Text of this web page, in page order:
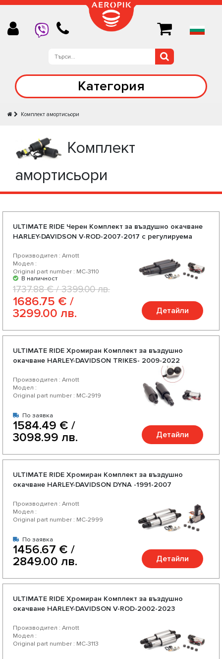
Категория
Комплект амортисьори
Комплект
амортисьори
ULTIMATE RIDE Черен Комплект за въздушно окачване
HARLEY-DAVIDSON V-ROD-2007-2017 с регулируема
Производител : Arnott
Модел :
Original part number : MC-3110
В наличност
1737.88 € / 3399.00 лв.
1686.75 € /
3299.00 лв.
Детайли
ULTIMATE RIDE Хромиран Комплект за въздушно
окачване HARLEY-DAVIDSON TRIKES- 2009-2022
Производител : Arnott
Модел :
Original part number : MC-2919
По заявка
1584.49 € /
3098.99 лв.
Детайли
ULTIMATE RIDE Хромиран Комплект за въздушно
окачване HARLEY-DAVIDSON DYNA -1991-2007
Производител : Arnott
Модел :
Original part number : MC-2999
По заявка
1456.67 € /
2849.00 лв.
Детайли
ULTIMATE RIDE Хромиран Комплект за въздушно
окачване HARLEY-DAVIDSON V-ROD-2002-2023
Производител : Arnott
Модел :
Original part number : MC-3113